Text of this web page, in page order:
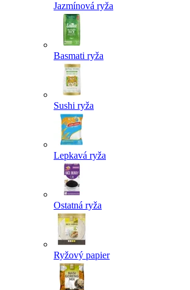
Jazmínová ryža
Basmati ryža
Sushi ryža
Lepkavá ryža
Ostatná ryža
Ryžový papier